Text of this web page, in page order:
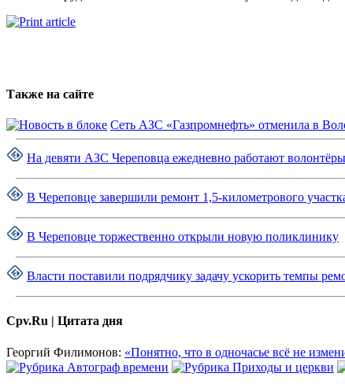
Также на сайте
Сеть АЗС «Газпромнефть» отменила в
На девяти АЗС Череповца ежедневно работают волонтёры
В Череповце завершили ремонт 1,5-километрового
В Череповце торжественно открыли новую поликлинику
Власти поставили подрядчику задачу ускорить темпы
Cpv.Ru | Цитата дня
Георгий Филимонов: «Понятно, что в одночасье всё не